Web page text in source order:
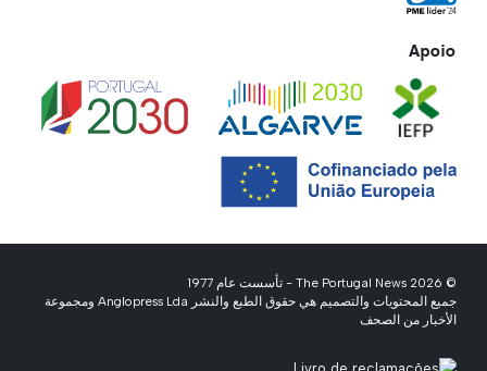
Apoio
© 2026 The Portugal News - تأسست عام 1977
جميع المحتويات والتصميم هي حقوق الطبع والنشر Anglopress Lda ومجموعة
الأخبار من الصحف